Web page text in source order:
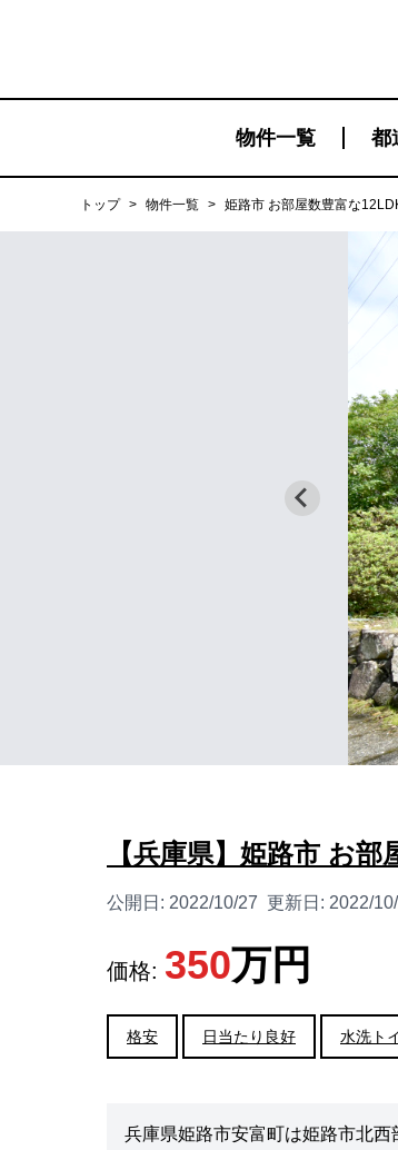
物件一覧 都
トップ > 物件一覧 > 姫路市 お部屋数豊富な
【兵庫県】姫路市 お
公開日: 2022/10/27 更新日: 2022/
価格: 350万円
格安 日当たり良好 水洗ト
兵庫県姫路市安富町は姫路市北西